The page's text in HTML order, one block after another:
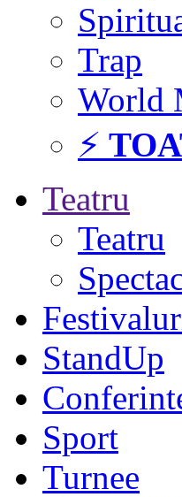
Trap
World
⚡
Teatru
Teatru
StandUp
Sport
Turnee